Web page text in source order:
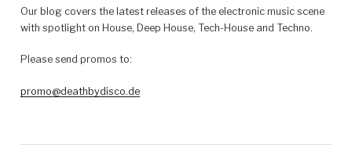
Our blog covers the latest releases of the electronic music scene
with spotlight on House, Deep House, Tech-House and Techno.
Please send promos to:
promo@deathbydisco.de